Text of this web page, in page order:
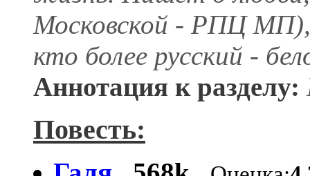
Московской - РПЦ МП),
кто более русский -
Аннотация к разделу:
Повесть: